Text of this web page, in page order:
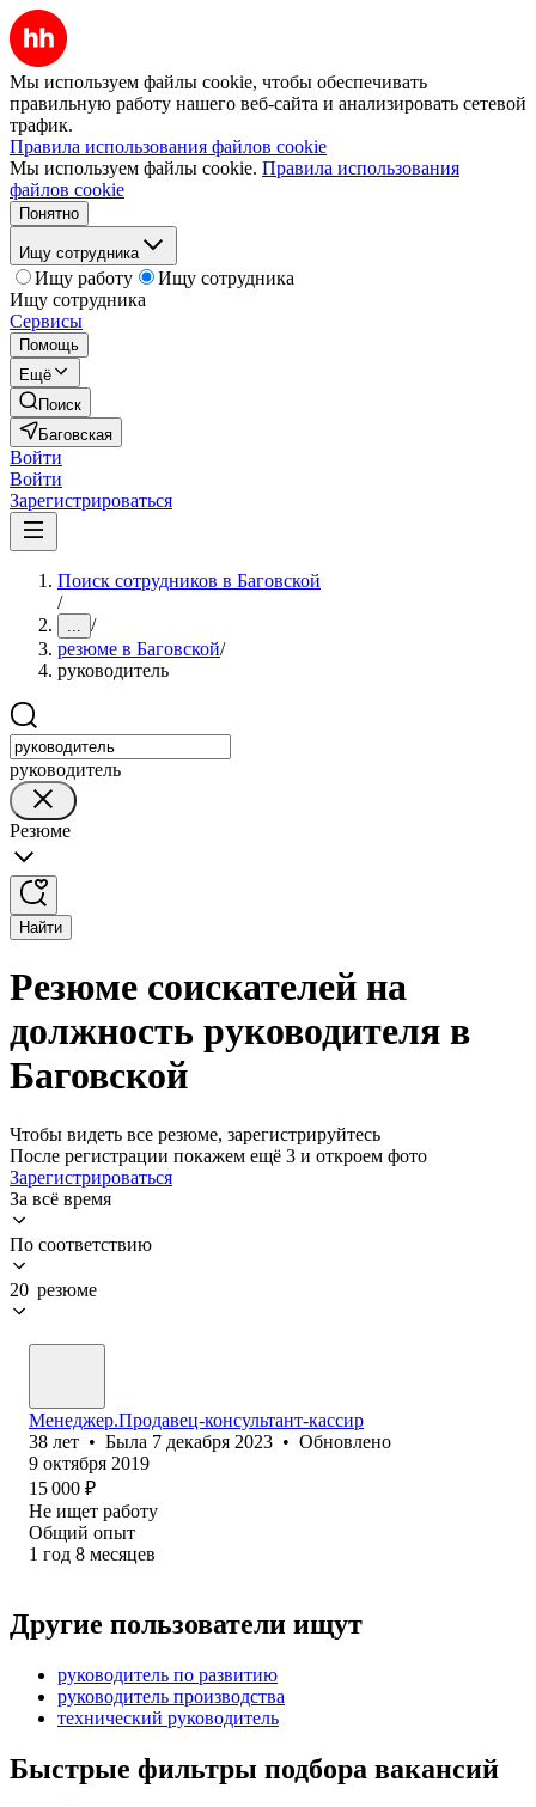
Мы используем файлы cookie, чтобы обеспечивать
правильную работу нашего веб-сайта и анализировать сетевой
трафик.
Правила использования файлов cookie
Мы используем файлы cookie. Правила использования
файлов cookie
Понятно
Ищу сотрудника
Ищу работу
Ищу сотрудника
Ищу сотрудника
Сервисы
Помощь
Ещё
Поиск
Баговская
Войти
Войти
Зарегистрироваться
Поиск сотрудников в Баговской
/
... /
резюме в Баговской/
руководитель
руководитель
Резюме
Найти
Резюме соискателей на
должность руководителя в
Баговской
Чтобы видеть все резюме, зарегистрируйтесь
После регистрации покажем ещё 3 и откроем фото
Зарегистрироваться
За всё время
По соответствию
20 резюме
Менеджер.Продавец-консультант-кассир
38 лет • Была 7 декабря 2023 • Обновлено
9 октября 2019
15 000 ₽
Не ищет работу
Общий опыт
1 год 8 месяцев
Другие пользователи ищут
руководитель по развитию
руководитель производства
технический руководитель
Быстрые фильтры подбора вакансий